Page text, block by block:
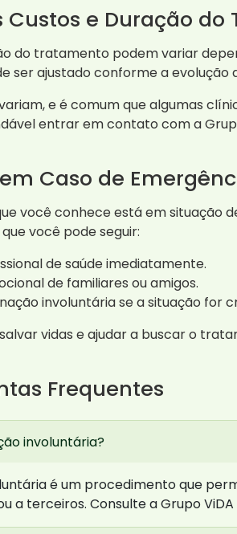
Custos e Duração do
do tratamento podem variar
ser ajustado conforme a evolução
e é comum que algumas
entrar em contato com a
Caso de
você conhece está em situação
você pode seguir:
de saúde imediatamente.
de familiares ou amigos.
involuntária se a situação for
vidas e ajudar a buscar o
Frequentes
involuntária?
é um procedimento que
a terceiros. Consulte a Grupo